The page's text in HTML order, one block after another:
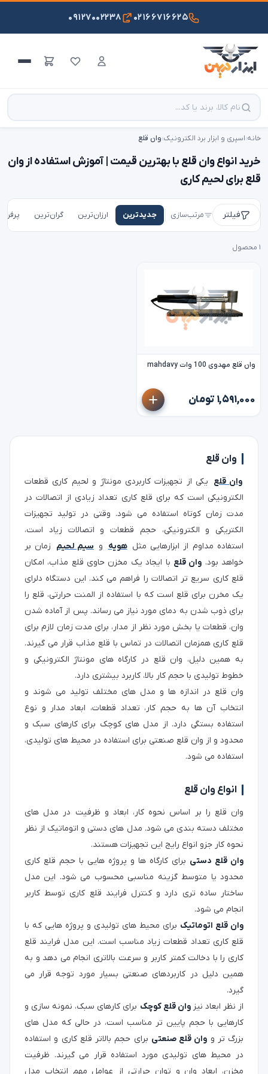
۰۲۱۶۶۷۱۶۶۲۵ ۰۹۱۲۷۰۰۲۲۳۸
خانه›اسپری و ابزار برد الکترونیک›وان قلع
خرید انواع وان قلع با بهترین قیمت | آموزش استفاده از وان
قلع برای لحیم کاری
فیلتر مرتب‌سازی جدیدترین ارزان‌ترین گران‌ترین
۱ محصول
وان قلع مهدوی 100 وات mahdavy
۱,۵۹۱,۰۰۰ تومان
وان قلع
وان قلع یکی از تجهیزات کاربردی مونتاژ و لحیم‌ کاری قطعات
الکترونیکی است که برای قلع‌ کاری تعداد زیادی از اتصالات در
مدت‌ زمان کوتاه استفاده می‌ شود. وقتی در تولید تجهیزات
الکتریکی و الکترونیکی، حجم قطعات و اتصالات زیاد است،
استفاده مداوم از ابزارهایی مثل هویه و سیم لحیم زمان‌ بر
خواهد بود. وان قلع با ایجاد یک مخزن حاوی قلع مذاب، امکان
قلع‌ کاری سریع‌ تر اتصالات را فراهم می‌ کند. این دستگاه دلرای
یک مخرن برای قلع است که با استفاده از المنت حرارتی، قلع را
برای ذوب شدن به دمای مورد نیاز می‌ رساند. پس از آماده شدن
وان، قطعات یا بخش مورد نظر از مدار، برای مدت زمان لازم برای
قلع کاری همزمان اتصالات در تماس با قلع مذاب قرار می‌ گیرند.
به همین دلیل، وان قلع در کارگاه‌ های مونتاژ الکترونیکی و
خطوط تولیدی با حجم کار بالا، کاربرد بیشتری دارد.
وان‌ قلع در اندازه‌ ها و مدل‌ های مختلف تولید می‌ شوند و
انتخاب آن‌ ها به حجم کار، تعداد قطعات، ابعاد مدار و نوع
استفاده بستگی دارد. از مدل‌ های کوچک برای کارهای سبک و
محدود و از وان قلع صنعتی برای استفاده در محیط‌ های تولیدی،
استفاده می شود.
انواع وان قلع
وان قلع را بر اساس نحوه کار، ابعاد و ظرفیت در مدل‌ های
مختلف دسته‌ بندی می شود. مدل‌ های دستی و اتوماتیک از نظر
نحوه کار جزو انواع رایج این تجهیزات هستند.
وان قلع دستی برای کارگاه‌ ها و پروژه‌ هایی با حجم قلع‌ کاری
محدود یا متوسط گزینه مناسبی محسوب می‌ شود. این مدل
ساختار ساده‌ تری دارد و کنترل فرایند قلع‌ کاری توسط کاربر
انجام می‌ شود.
وان قلع اتوماتیک برای محیط‌ های تولیدی و پروژه‌ هایی که با
قلع‌ کاری تعداد قطعات زیاد مناسب است. این مدل فرایند قلع‌
کاری را با دخالت کمتر کاربر و سرعت بالاتری انجام می دهد و به
همین دلیل در کاربردهای صنعتی بسیار مورد توجه قرار می‌
گیرد.
از نظر ابعاد نیزوان قلع کوچک برای کارهای سبک، نمونه‌ سازی و
کارهایی با حجم پایین‌ تر مناسب است، در حالی که مدل‌ های
بزرگ‌ تر و وان قلع صنعتی برای حجم بالاتر قلع‌ کاری و استفاده
در محیط‌ های تولیدی مورد استفاده قرار می گیرند. ظرفیت
مخزن، ابعاد وان و توان حرارتی از عوامل مهم انتخاب مدل